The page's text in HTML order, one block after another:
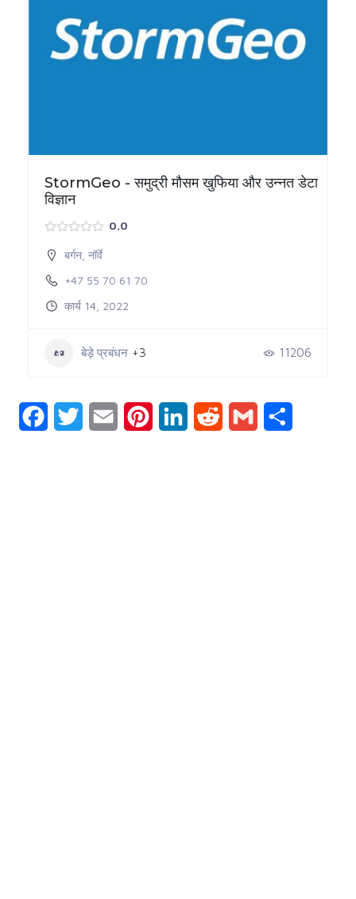
StormGeo - समुद्री मौसम खुफिया और उन्नत डेटा
विज्ञान
0.0
बर्गन नॉर्वे
+47 55 70 61 70
कार्य 14, 2022
बेड़े प्रबंधन +3 11206
FacebookTwitter Email PinterestLinkedIn Reddit Gmail